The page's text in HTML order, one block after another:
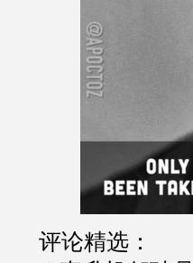
评论精选：